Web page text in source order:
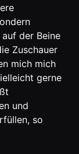
der Beine
Zuschauer
mich mich
gerne
und
so